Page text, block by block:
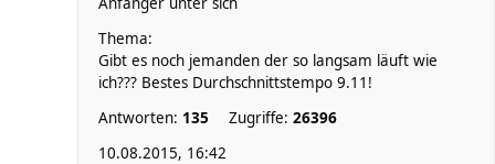
Thema:
Gibt es noch jemanden der so langsam läuft wie
ich??? Bestes Durchschnittstempo 9.11!
Antworten: 135 Zugriffe: 26396
10.08.2015, 16:42